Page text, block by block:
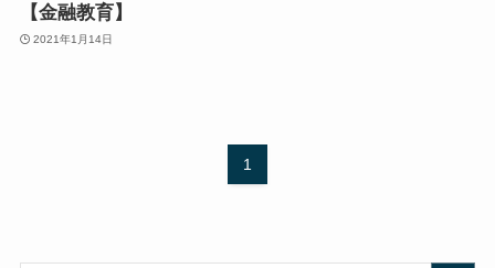
【金融教育】
2021年1月14日
1